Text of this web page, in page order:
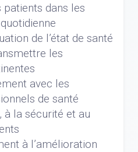
dans les
de l’état de santé
les
avec les
de santé
la sécurité et au
à l’amélioration